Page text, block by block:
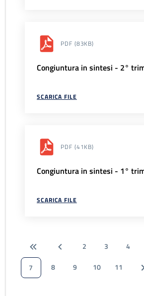
PDF (83KB)
Congiuntura in sintesi - 2°
SCARICA FILE
PDF (41KB)
Congiuntura in sintesi - 1°
SCARICA FILE
2 3 4
7
8 9 10 11